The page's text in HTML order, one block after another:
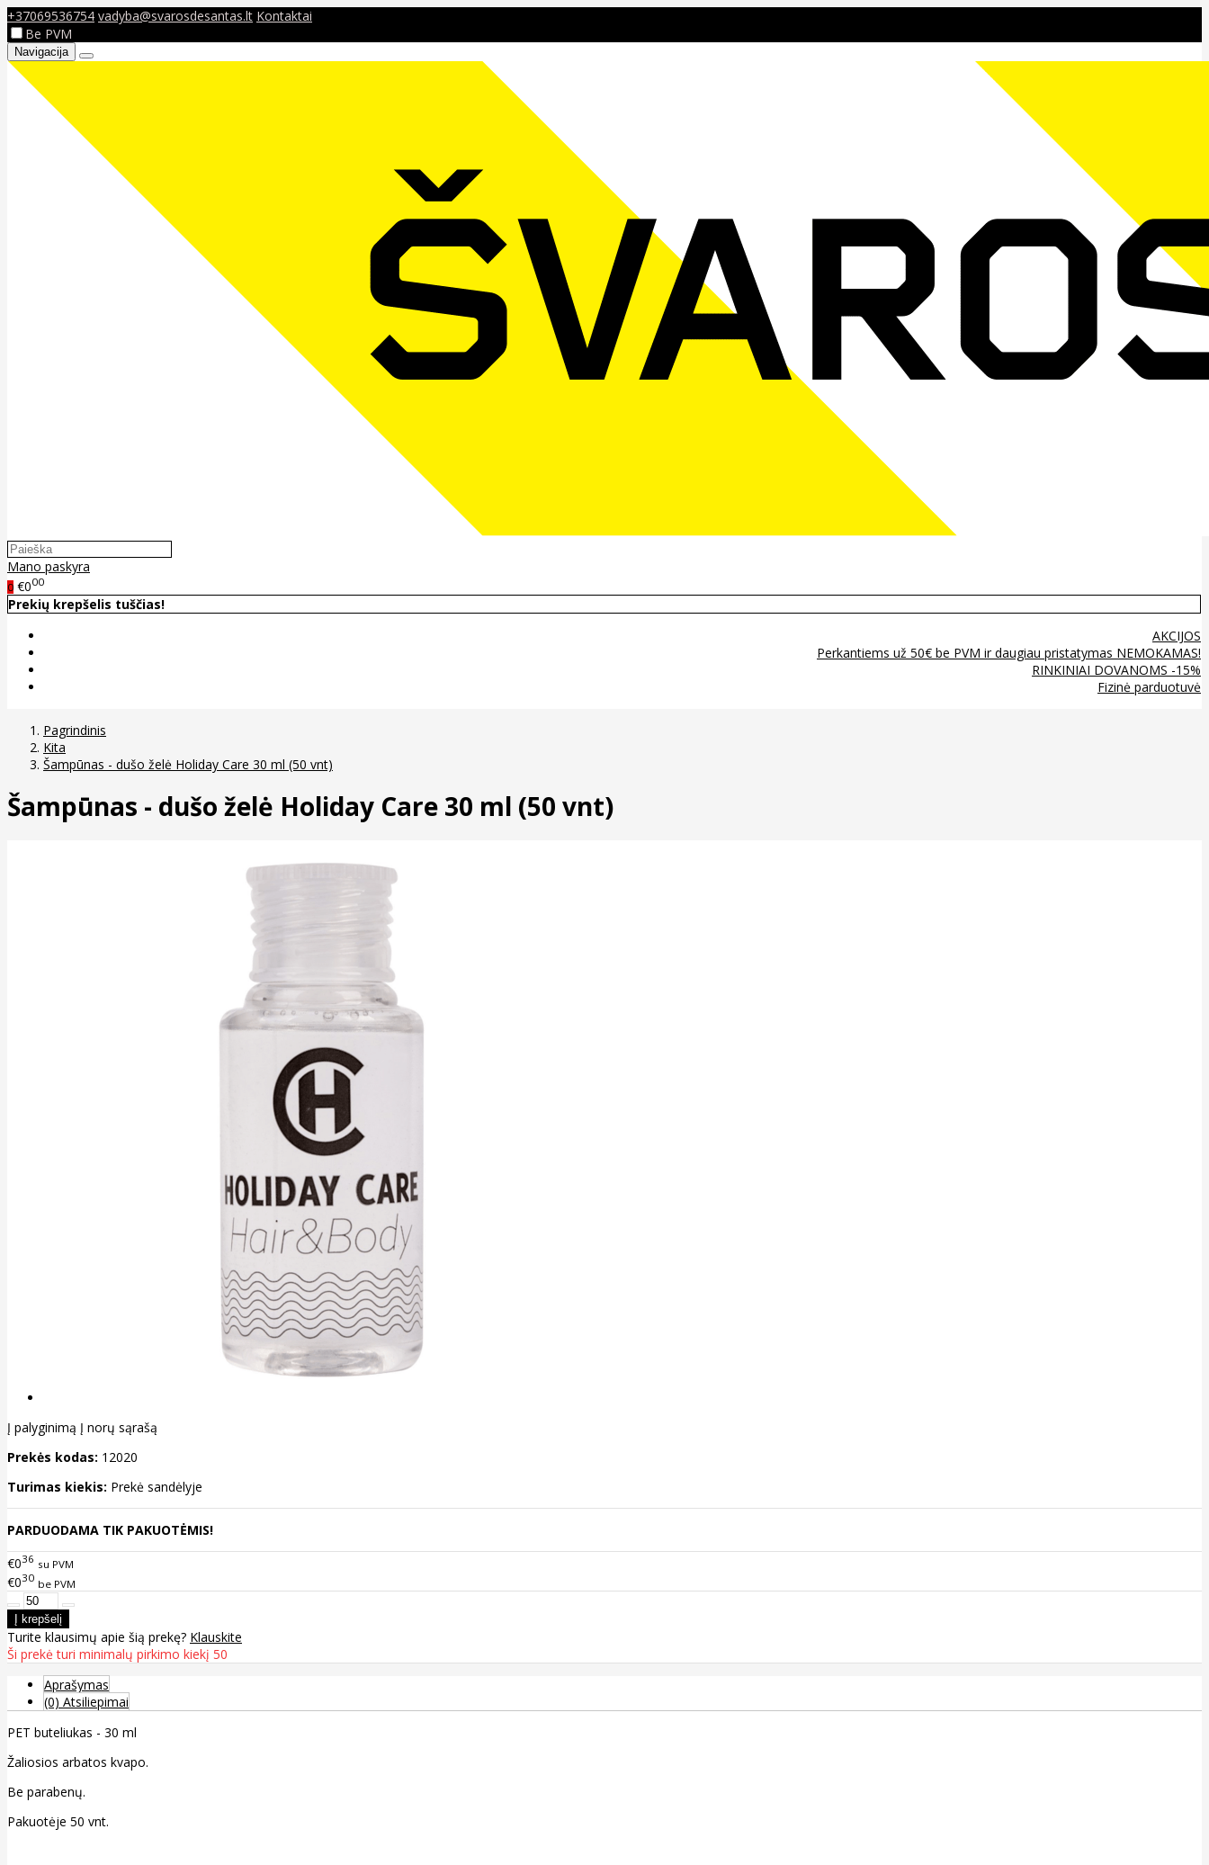
+37069536754 vadyba@svarosdesantas.lt Kontaktai
Be PVM
Navigacija
Mano paskyra
0 €000
Prekių krepšelis tuščias!
AKCIJOS
Perkantiems už 50€ be PVM ir daugiau pristatymas NEMOKAMAS!
RINKINIAI DOVANOMS -15%
Fizinė parduotuvė
Pagrindinis
Kita
Šampūnas - dušo želė Holiday Care 30 ml (50 vnt)
Šampūnas - dušo želė Holiday Care 30 ml (50 vnt)
Į palyginimą Į norų sąrašą
Prekės kodas: 12020
Turimas kiekis: Prekė sandėlyje
PARDUODAMA TIK PAKUOTĖMIS!
€036 su PVM
€030 be PVM
Turite klausimų apie šią prekę? Klauskite
Ši prekė turi minimalų pirkimo kiekį 50
Aprašymas
(0) Atsiliepimai
PET buteliukas - 30 ml
Žaliosios arbatos kvapo.
Be parabenų.
Pakuotėje 50 vnt.